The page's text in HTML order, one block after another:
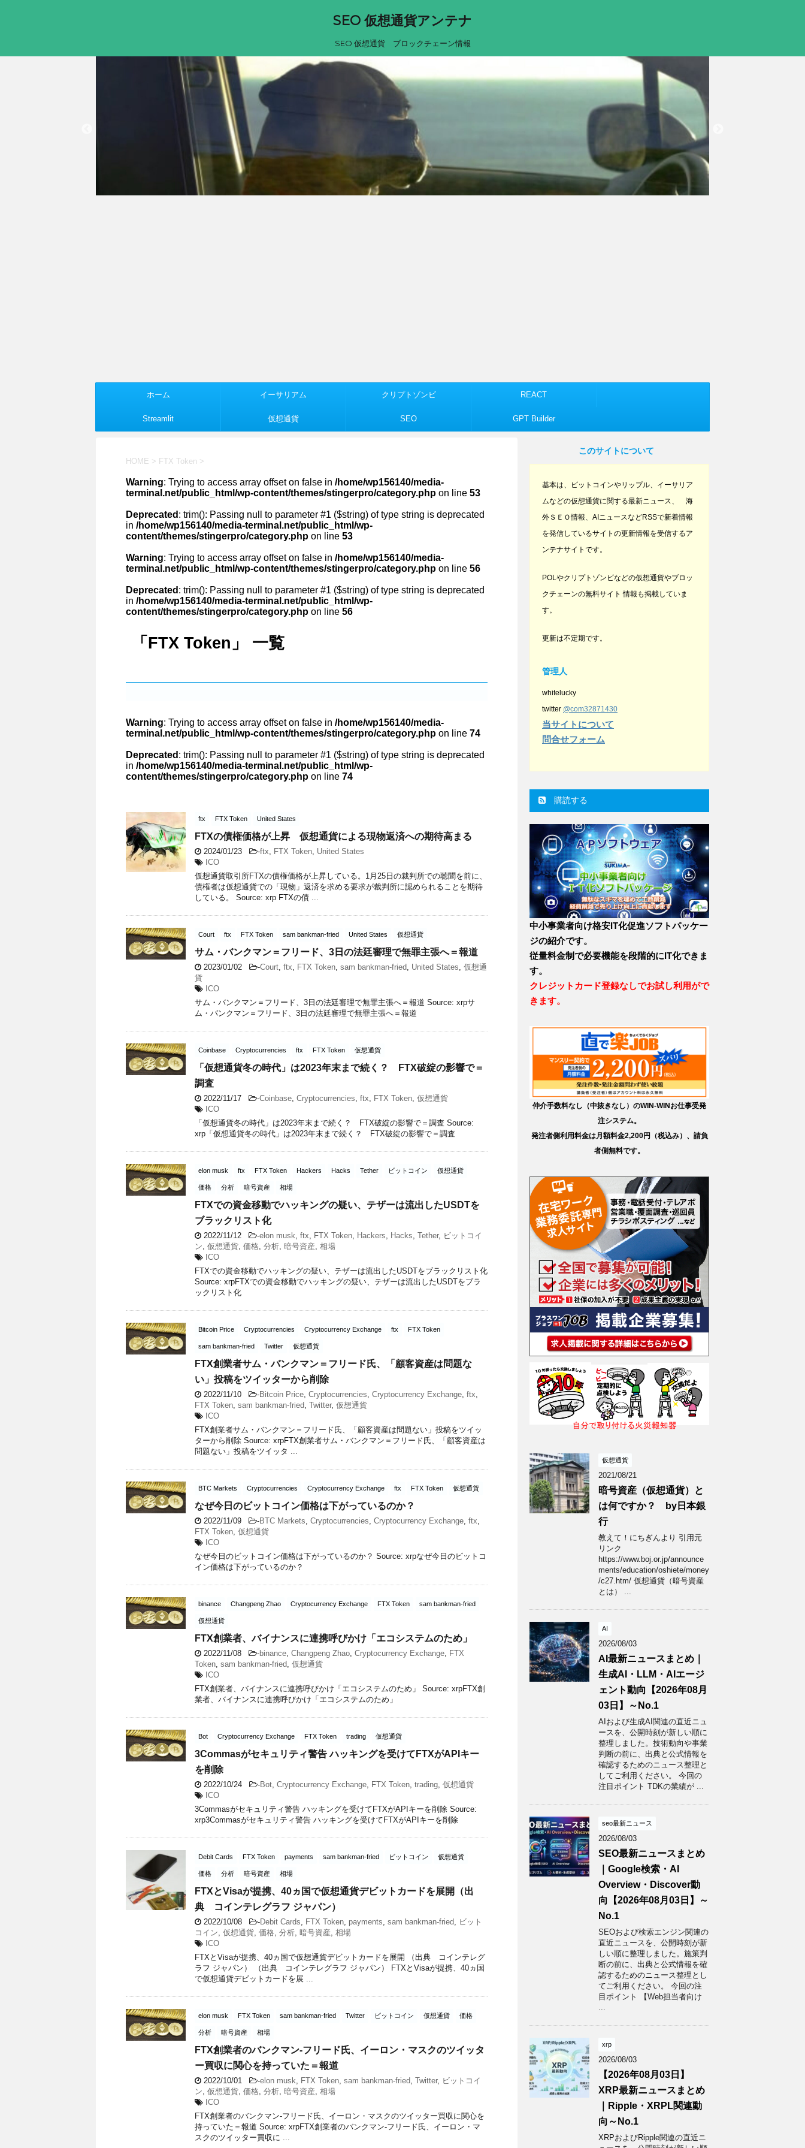
SEO 仮想通貨アンテナ
SEO 仮想通貨 ブロックチェーン情報
ホーム イーサリアム クリプトゾンビ REACT
Streamlit 仮想通貨 SEO GPT Builder
HOME > FTX Token >
Warning: Trying to access array offset on false in /home/wp156140/media-
terminal.net/public_html/wp-content/themes/stingerpro/category.php on line 53
Deprecated : trim(): Passing null to parameter #1 ($string) of type string is deprecated
in /home/wp156140/media-terminal.net/public_html/wp-
content/themes/stingerpro/category.php on line 53
Warning: Trying to access array offset on false in /home/wp156140/media-
terminal.net/public_html/wp-content/themes/stingerpro/category.php on line 56
Deprecated : trim(): Passing null to parameter #1 ($string) of type string is deprecated
in /home/wp156140/media-terminal.net/public_html/wp-
content/themes/stingerpro/category.php on line 56
「FTX Token」 一覧
Warning: Trying to access array offset on false in /home/wp156140/media-
terminal.net/public_html/wp-content/themes/stingerpro/category.php on line 74
Deprecated : trim(): Passing null to parameter #1 ($string) of type string is deprecated
in /home/wp156140/media-terminal.net/public_html/wp-
content/themes/stingerpro/category.php on line 74
ftx FTX Token United States
FTXの債権価格が上昇 仮想通貨による現物返済への期待高まる
2024/01/23 -ftx, FTX Token, United States
ICO
仮想通貨取引所FTXの債権価格が上昇している。1月25日の裁判所での聴聞を前に、
債権者は仮想通貨での「現物」返済を求める要求が裁判所に認められることを期待
している。 Source: xrp FTXの債 ...
Court ftx FTX Token sam bankman-fried United States 仮想通貨
サム・バンクマン＝フリード、3日の法廷審理で無罪主張へ＝報道
2023/01/02 -Court, ftx, FTX Token, sam bankman-fried, United States, 仮想通
貨
ICO
サム・バンクマン＝フリード、3日の法廷審理で無罪主張へ＝報道 Source: xrpサ
ム・バンクマン＝フリード、3日の法廷審理で無罪主張へ＝報道
Coinbase Cryptocurrencies ftx FTX Token 仮想通貨
「仮想通貨冬の時代」は2023年末まで続く？ FTX破綻の影響で＝
調査
2022/11/17 -Coinbase, Cryptocurrencies, ftx, FTX Token, 仮想通貨
ICO
「仮想通貨冬の時代」は2023年末まで続く？ FTX破綻の影響で＝調査 Source:
xrp「仮想通貨冬の時代」は2023年末まで続く？ FTX破綻の影響で＝調査
elon musk ftx FTX Token Hackers Hacks Tether ビットコイン 仮想通貨
価格 分析 暗号資産 相場
FTXでの資金移動でハッキングの疑い、テザーは流出したUSDTを
ブラックリスト化
2022/11/12 -elon musk, ftx, FTX Token, Hackers, Hacks, Tether, ビットコイ
ン, 仮想通貨, 価格, 分析, 暗号資産, 相場
ICO
FTXでの資金移動でハッキングの疑い、テザーは流出したUSDTをブラックリスト化
Source: xrpFTXでの資金移動でハッキングの疑い、テザーは流出したUSDTをブラ
ックリスト化
Bitcoin Price Cryptocurrencies Cryptocurrency Exchange ftx FTX Token
sam bankman-fried Twitter 仮想通貨
FTX創業者サム・バンクマン＝フリード氏、「顧客資産は問題な
い」投稿をツイッターから削除
2022/11/10 -Bitcoin Price, Cryptocurrencies, Cryptocurrency Exchange, ftx,
FTX Token, sam bankman-fried, Twitter, 仮想通貨
ICO
FTX創業者サム・バンクマン＝フリード氏、「顧客資産は問題ない」投稿をツイッ
ターから削除 Source: xrpFTX創業者サム・バンクマン＝フリード氏、「顧客資産は
問題ない」投稿をツイッタ ...
BTC Markets Cryptocurrencies Cryptocurrency Exchange ftx FTX Token 仮想通貨
なぜ今日のビットコイン価格は下がっているのか？
2022/11/09 -BTC Markets, Cryptocurrencies, Cryptocurrency Exchange, ftx,
FTX Token, 仮想通貨
ICO
なぜ今日のビットコイン価格は下がっているのか？ Source: xrpなぜ今日のビットコ
イン価格は下がっているのか？
binance Changpeng Zhao Cryptocurrency Exchange FTX Token sam bankman-fried
仮想通貨
FTX創業者、バイナンスに連携呼びかけ「エコシステムのため」
2022/11/08 -binance, Changpeng Zhao, Cryptocurrency Exchange, FTX
Token, sam bankman-fried, 仮想通貨
ICO
FTX創業者、バイナンスに連携呼びかけ「エコシステムのため」 Source: xrpFTX創
業者、バイナンスに連携呼びかけ「エコシステムのため」
Bot Cryptocurrency Exchange FTX Token trading 仮想通貨
3Commasがセキュリティ警告 ハッキングを受けてFTXがAPIキー
を削除
2022/10/24 -Bot, Cryptocurrency Exchange, FTX Token, trading, 仮想通貨
ICO
3Commasがセキュリティ警告 ハッキングを受けてFTXがAPIキーを削除 Source:
xrp3Commasがセキュリティ警告 ハッキングを受けてFTXがAPIキーを削除
Debit Cards FTX Token payments sam bankman-fried ビットコイン 仮想通貨
価格 分析 暗号資産 相場
FTXとVisaが提携、40ヵ国で仮想通貨デビットカードを展開（出
典 コインテレグラフ ジャパン）
2022/10/08 -Debit Cards, FTX Token, payments, sam bankman-fried, ビット
コイン, 仮想通貨, 価格, 分析, 暗号資産, 相場
ICO
FTXとVisaが提携、40ヵ国で仮想通貨デビットカードを展開 （出典 コインテレグ
ラフ ジャパン） （出典 コインテレグラフ ジャパン） FTXとVisaが提携、40ヵ国
で仮想通貨デビットカードを展 ...
elon musk FTX Token sam bankman-fried Twitter ビットコイン 仮想通貨 価格
分析 暗号資産 相場
FTX創業者のバンクマン-フリード氏、イーロン・マスクのツイッタ
ー買収に関心を持っていた＝報道
2022/10/01 -elon musk, FTX Token, sam bankman-fried, Twitter, ビットコイ
ン, 仮想通貨, 価格, 分析, 暗号資産, 相場
ICO
FTX創業者のバンクマン-フリード氏、イーロン・マスクのツイッター買収に関心を
持っていた＝報道 Source: xrpFTX創業者のバンクマン-フリード氏、イーロン・マ
スクのツイッター買収に ...
このサイトについて
基本は、ビットコインやリップル、イーサリア
ムなどの仮想通貨に関する最新ニュース、 海
外ＳＥＯ情報、AIニュースなどRSSで新着情報
を発信しているサイトの更新情報を受信するア
ンテナサイトです。
POLやクリプトゾンビなどの仮想通貨やブロッ
クチェーンの無料サイト 情報も掲載していま
す。
更新は不定期です。
管理人
whitelucky
twitter @com32871430
当サイトについて
問合せフォーム
購読する
中小事業者向け格安IT化促進ソフトパッケー
ジの紹介です。
従量料金制で必要機能を段階的にIT化できま
す。
クレジットカード登録なしでお試し利用がで
きます。
仲介手数料なし（中抜きなし）のWIN-WINお仕事受発
注システム。
発注者側利用料金は月額料金2,200円（税込み）、請負
者側無料です。
仮想通貨
2021/08/21
暗号資産（仮想通貨）と
は何ですか？ by日本銀
行
教えて！にちぎんより 引用元
リンク
https://www.boj.or.jp/announce
ments/education/oshiete/money
/c27.htm/ 仮想通貨（暗号資産
とは） ...
AI
2026/08/03
AI最新ニュースまとめ｜
生成AI・LLM・AIエージ
ェント動向【2026年08月
03日】～No.1
AIおよび生成AI関連の直近ニュ
ースを、公開時刻が新しい順に
整理しました。技術動向や事業
判断の前に、出典と公式情報を
確認するためのニュース整理と
してご利用ください。 今回の
注目ポイント TDKの業績が ...
seo最新ニュース
2026/08/03
SEO最新ニュースまとめ
｜Google検索・AI
Overview・Discover動
向【2026年08月03日】～
No.1
SEOおよび検索エンジン関連の
直近ニュースを、公開時刻が新
しい順に整理しました。施策判
断の前に、出典と公式情報を確
認するためのニュース整理とし
てご利用ください。 今回の注
目ポイント 【Web担当者向け
xrp
2026/08/03
【2026年08月03日】
XRP最新ニュースまとめ
｜Ripple・XRPL関連動
向～No.1
XRPおよびRipple関連の直近ニ